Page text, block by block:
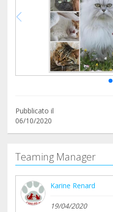
Pubblicato il
06/10/2020
Teaming Manager
Karine Renard
19/04/2020